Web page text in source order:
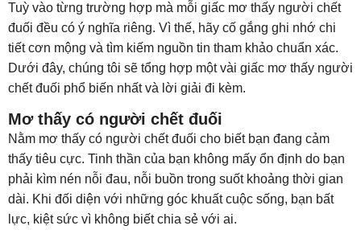
Tuỳ vào từng trường hợp mà mỗi giấc mơ thấy người chết
đuối đều có ý nghĩa riêng. Vì thế, hãy cố gắng ghi nhớ chi
tiết cơn mộng và tìm kiếm nguồn tin tham khảo chuẩn xác.
Dưới đây, chúng tôi sẽ tổng hợp một vài giấc mơ thấy người
chết đuối phổ biến nhất và lời giải đi kèm.
Mơ thấy có người chết đuối
Nằm mơ thấy có người chết đuối cho biết bạn đang cảm
thấy tiêu cực. Tinh thần của bạn không mấy ổn định do bạn
phải kìm nén nỗi đau, nỗi buồn trong suốt khoảng thời gian
dài. Khi đối diện với những góc khuất cuộc sống, bạn bất
lực, kiệt sức vì không biết chia sẻ với ai.